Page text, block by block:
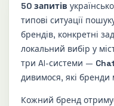
50 запитів
типові ситуації
брендів, конкретні
локальний вибір у
три AI-системи —
дивимося, які бренди
Кожний бренд